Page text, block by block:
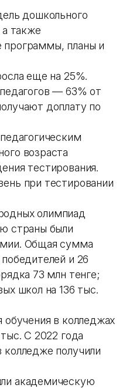
дошкольного
а также
программы, планы и
еще на 25%.
— 63% от
доплату по
возраста
тестирования.
при тестировании
олимпиад
страны были
Общая сумма
и 26
73 млн тенге;
школ на 136 тыс.
обучения в колледжах
С 2022 года
получили
академическую